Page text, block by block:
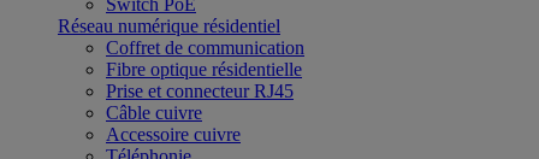
Switch PoE
Réseau numérique résidentiel
Coffret de communication
Fibre optique résidentielle
Prise et connecteur RJ45
Câble cuivre
Accessoire cuivre